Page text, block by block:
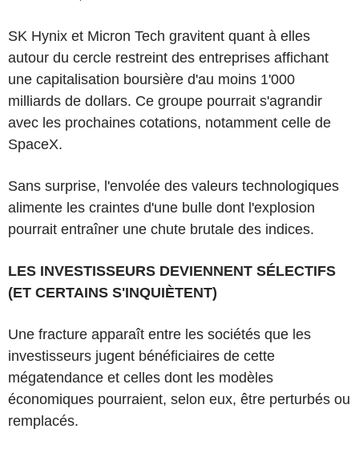
SK Hynix et Micron Tech gravitent quant à elles
autour du cercle restreint des entreprises affichant
une capitalisation boursière d'au moins 1'000
milliards de dollars. Ce groupe pourrait s'agrandir
avec les prochaines cotations, notamment celle de
SpaceX.
Sans surprise, l'envolée des valeurs technologiques
alimente les craintes d'une bulle dont l'explosion
pourrait entraîner une chute brutale des indices.
LES INVESTISSEURS DEVIENNENT SÉLECTIFS
(ET CERTAINS S'INQUIÈTENT)
Une fracture apparaît entre les sociétés que les
investisseurs jugent bénéficiaires de cette
mégatendance et celles dont les modèles
économiques pourraient, selon eux, être perturbés ou
remplacés.